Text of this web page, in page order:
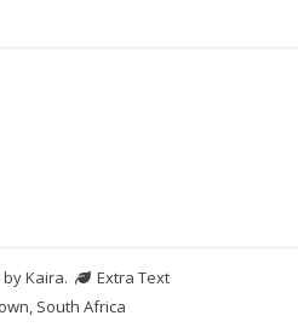
byKaira.
Extra Text
South Africa